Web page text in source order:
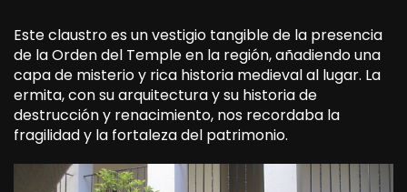
Este claustro es un vestigio tangible de la presencia
de la Orden del Temple en la región, añadiendo una
capa de misterio y rica historia medieval al lugar. La
ermita, con su arquitectura y su historia de
destrucción y renacimiento, nos recordaba la
fragilidad y la fortaleza del patrimonio.